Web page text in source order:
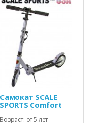
Самокат SCALE
SPORTS Comfort
(SS-05) белый USA
Возраст: от 5 лет